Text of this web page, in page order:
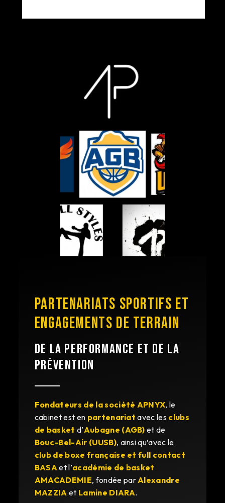
PARTENARIATS SPORTIFS ET
ENGAGEMENTS DE TERRAIN
DE LA PERFORMANCE ET DE LA
PRÉVENTION
Fondateurs de la société APNYX , le
cabinet est en
partenariat avec les
clubs
de basket d’ Aubagne (AGB)
et de
Bouc-Bel-Air (UUSB) , ainsi qu’avec le
club de boxe française et full contact
BASA
et l’ académie de basket
AMACADEMIE , fondée par
Alexandre
MAZZIA
et Lamine DIARA